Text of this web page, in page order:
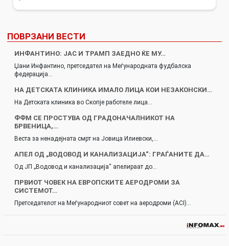
ПОВРЗАНИ ВЕСТИ
ИНФАНТИНО: ЈАС И ТРАМП ЗАЕДНО ЌЕ МУ…
Џани Инфантино, претседател на Меѓународната фудбалска
федерација…
НА ДЕТСКАТА КЛИНИКА ИМАЛО ЛИЦА КОИ НЕЗАКОНСКИ…
На Детската клиника во Скопје работеле лица…
ФФМ СЕ ПРОСТУВА ОД ГРАДОНАЧАЛНИКОТ НА
БРВЕНИЦА,…
Веста за ненадејната смрт на Јовица Илиевски,…
АПЕЛ ОД „ВОДОВОД И КАНАЛИЗАЦИЈА“: ГРАЃАНИТЕ ДА…
Од ЈП „Водовод и канализација“ апелираат до…
ПРВИОТ ЧОВЕК НА ЕВРОПСКИТЕ АЕРОДРОМИ ЗА
СИСТЕМОТ…
Претседателот на Меѓународниот совет на аеродроми (ACI)…